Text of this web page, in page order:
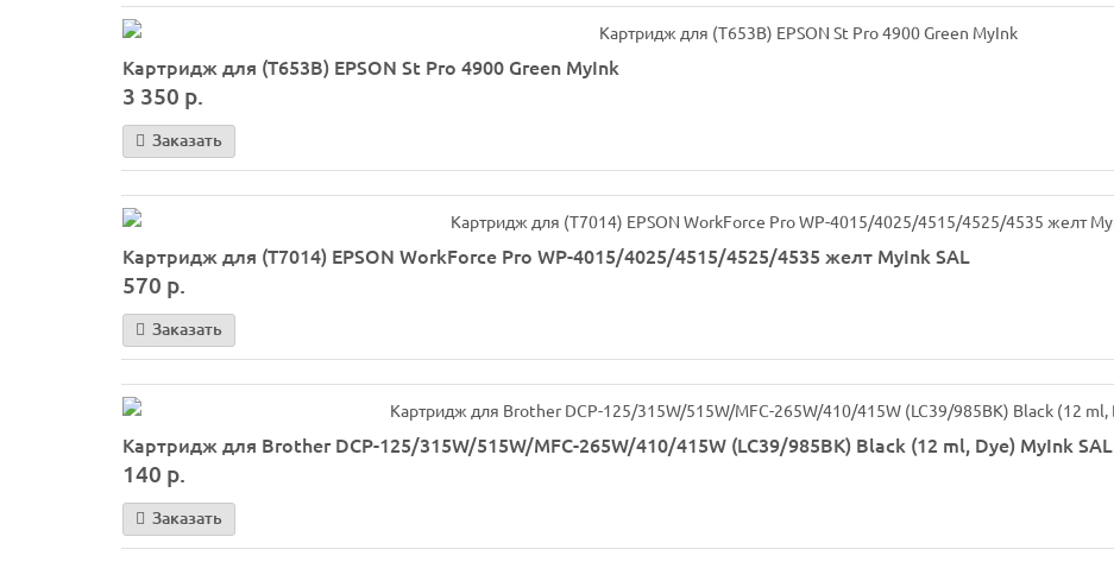
Картридж для (T653B) EPSON St Pro 4900 Green MyInk
3 350 р.
Заказать
Картридж для (T7014) EPSON WorkForce Pro WP-4015/4025/4515/4525/4535 желт MyInk SAL
570 р.
Заказать
Картридж для Brother DCP-125/315W/515W/MFC-265W/410/415W (LC39/985BK) Black (12 ml, Dye) MyInk SAL
140 р.
Заказать